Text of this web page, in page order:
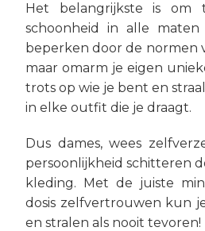
Het belangrijkste is om
schoonheid in alle
beperken door de normen
maar omarm je eigen
trots op wie je bent en
in elke outfit die je draagt.
Dus dames, wees
persoonlijkheid schitteren
kleding. Met de juiste
dosis zelfvertrouwen kun
en stralen als nooit tevoren!